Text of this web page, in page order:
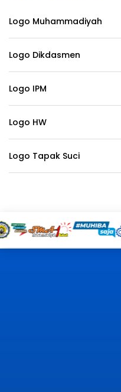
Logo Muhammadiyah
Logo Dikdasmen
Logo IPM
Logo HW
Logo Tapak Suci